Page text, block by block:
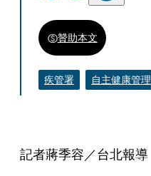
贊助本文
疾管署 自主健康管理
記者蔣季容／台北報導